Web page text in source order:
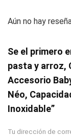
Aún no hay
Se el primero
pasta y arroz,
Accesorio
Néo,
Inoxidable”
Tu dirección de